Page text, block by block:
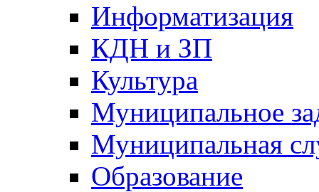
Информатизация
КДН и ЗП
Культура
Муниципальное
Муниципальная
Образование